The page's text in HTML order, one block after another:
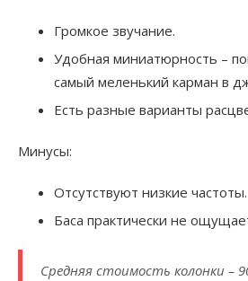
Громкое звучание.
Удобная миниатюрность –
самый меленький карман в
Есть разные варианты
Минусы:
Отсутствуют низкие частоты.
Баса практически не
Средняя стоимость колонки –